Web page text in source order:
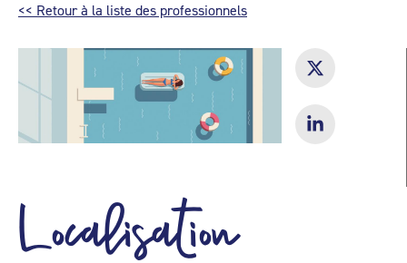
<< Retour à la liste des professionnels
Localisation